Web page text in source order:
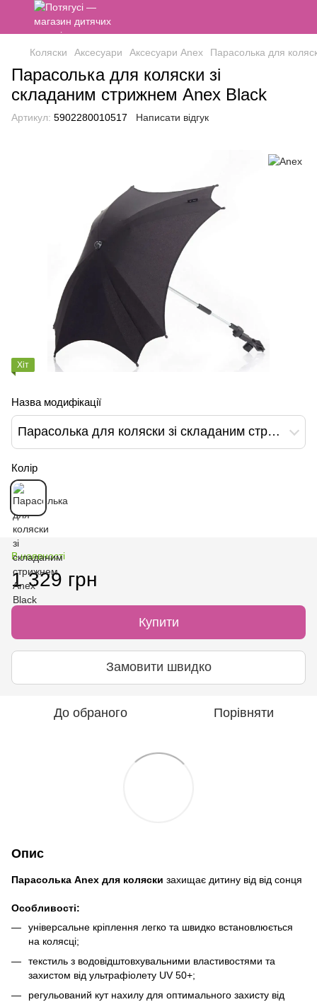
Коляски Аксесуари Аксесуари Anex Парасолька для
Парасолька для коляски зі
складаним стрижнем Anex Black
Артикул: 5902280010517 Написати відгук
Хіт
Назва модифікації
Парасолька для коляски зі складаним стрижнем Anex Black
Колір
В наявності
1 329 грн
Купити
Замовити швидко
До обраного Порівняти
Опис
Парасолька Anex для коляски захищає дитину від від сонця
Особливості:
універсальне кріплення легко та швидко встановлюється
на колясці;
текстиль з водовідштовхувальними властивостями та
захистом від ультрафіолету UV 50+;
регульований кут нахилу для оптимального захисту від